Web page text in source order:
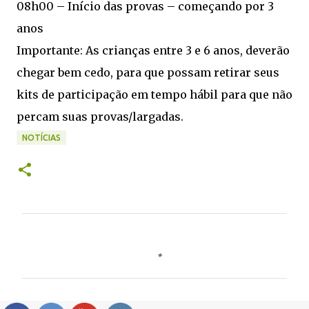
08h00 – Início das provas – começando por 3
anos
Importante: As crianças entre 3 e 6 anos, deverão
chegar bem cedo, para que possam retirar seus
kits de participação em tempo hábil para que não
percam suas provas/largadas.
NOTÍCIAS